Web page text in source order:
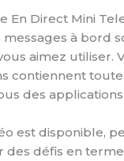
En Direct Mini
messages à bord
aimez utiliser.
contiennent
des
est disponible,
défis en